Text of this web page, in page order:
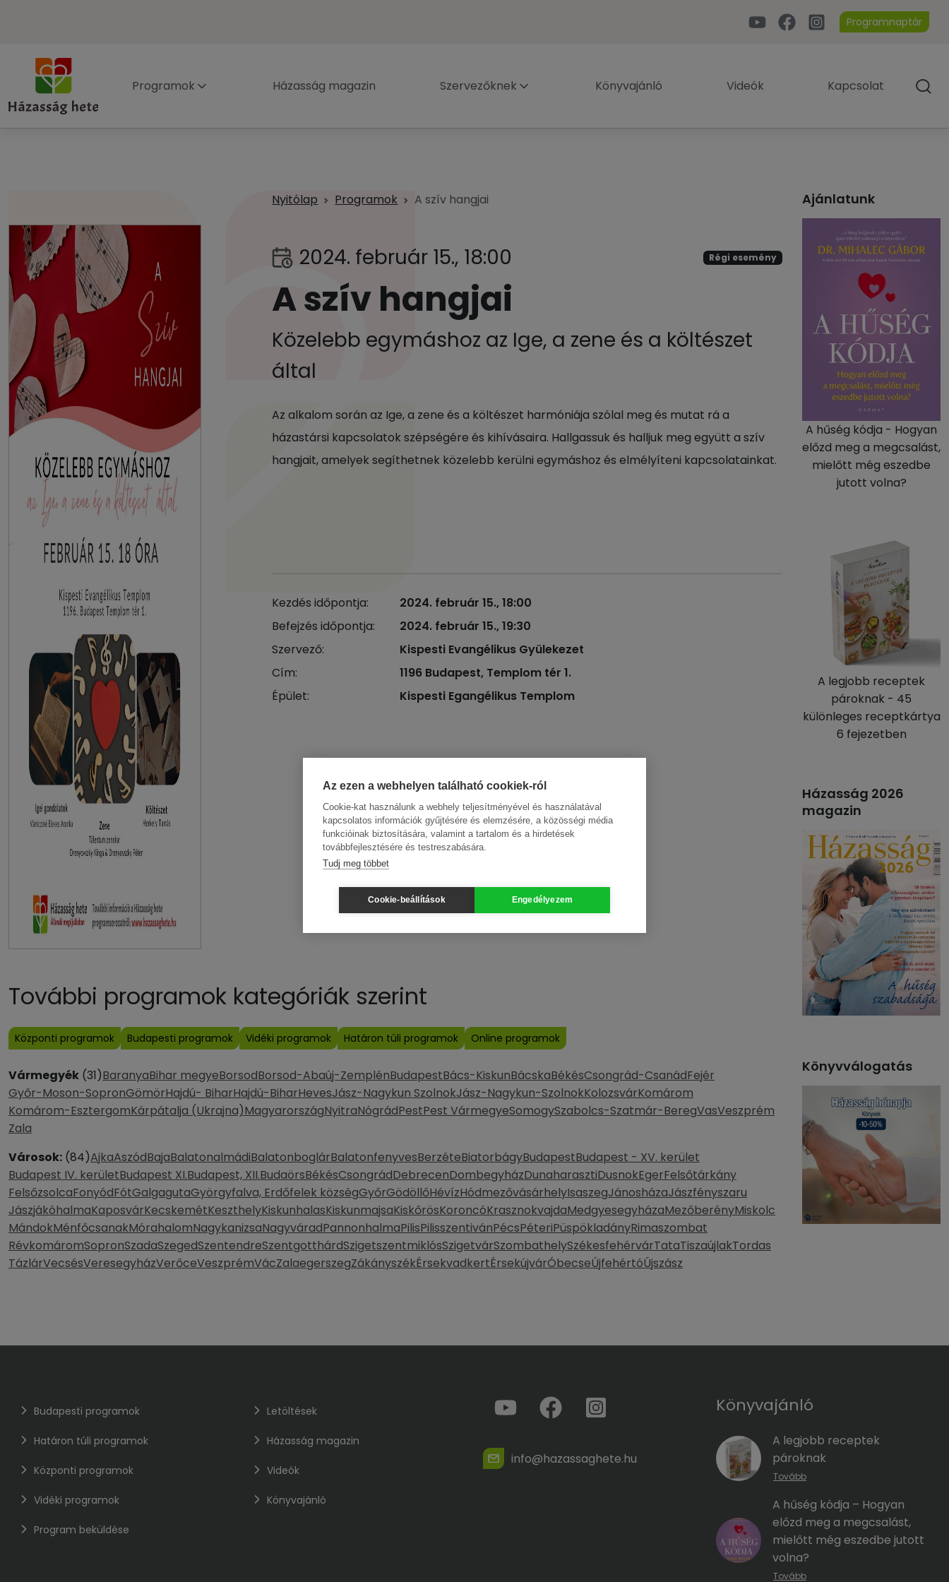
Programnaptár
Programok Házasság magazin Szervezőknek Könyvajánló Videók Kapcsolat
Nyitólap Programok A szív hangjai
2024. február 15., 18:00 Régi esemény
A szív hangjai
Közelebb egymáshoz az Ige, a zene és a költészet
által
Az alkalom során az Ige, a zene és a költészet harmóniája szólal meg és mutat rá a
házastársi kapcsolatok szépségére és kihívásaira. Hallgassuk és halljuk meg együtt a szív
hangjait, amelyek segíthetnek közelebb kerülni egymáshoz és elmélyíteni kapcsolatainkat.
Kezdés időpontja:
2024. február 15., 18:00
Befejzés időpontja:
2024. február 15., 19:30
Szervező:
Kispesti Evangélikus Gyülekezet
Cím:
1196 Budapest, Templom tér 1.
Épület:
Kispesti Egangélikus Templom
További programok kategóriák szerint
Központi programok Budapesti programok Vidéki programok Határon túli programok Online programok
Vármegyék (31)BaranyaBihar megyeBorsodBorsod-Abaúj-ZemplénBudapestBács-KiskunBácskaBékésCsongrád-CsanádFejér
Győr-Moson-SopronGömörHajdú- BiharHajdú-BiharHevesJász-Nagykun SzolnokJász-Nagykun-SzolnokKolozsvárKomárom
Komárom-EsztergomKárpátalja (Ukrajna)MagyarországNyitraNógrádPestPest VármegyeSomogySzabolcs-Szatmár-BeregVasVeszprém
Zala
Városok: (84)AjkaAszódBajaBalatonalmádiBalatonboglárBalatonfenyvesBerzéteBiatorbágyBudapestBudapest - XV. kerület
Budapest IV. kerületBudapest XI.Budapest, XII.BudaörsBékésCsongrádDebrecenDombegyházDunaharasztiDusnokEgerFelsőtárkány
FelsőzsolcaFonyódFótGalgagutaGyörgyfalva, Erdőfelek községGyőrGödöllőHévízHódmezővásárhelyIsaszegJánosházaJászfényszaru
JászjákóhalmaKaposvárKecskemétKeszthelyKiskunhalasKiskunmajsaKiskőrösKoroncóKrasznokvajdaMedgyesegyházaMezőberényMiskolc
MándokMénfőcsanakMórahalomNagykanizsaNagyváradPannonhalmaPilisPilisszentivánPécsPéteriPüspökladányRimaszombat
RévkomáromSopronSzadaSzegedSzentendreSzentgotthárdSzigetszentmiklósSzigetvárSzombathelySzékesfehérvárTataTiszaújlakTordas
TázlárVecsésVeresegyházVerőceVeszprémVácZalaegerszegZákányszékÉrsekvadkertÉrsekújvárÓbecseÚjfehértóÚjszász
Ajánlatunk
A hűség kódja - Hogyan
előzd meg a megcsalást,
mielőtt még eszedbe
jutott volna?
A legjobb receptek
pároknak - 45
különleges receptkártya
6 fejezetben
Házasság 2026
magazin
Könyvválogatás
Budapesti programok
Határon túli programok
Központi programok
Vidéki programok
Program beküldése
Letöltések
Házasság magazin
Videók
Könyvajánló
info@hazassaghete.hu
Könyvajánló
A legjobb receptek
pároknak
Tovább
A hűség kódja – Hogyan
előzd meg a megcsalást,
mielőtt még eszedbe jutott
volna?
Tovább
Az ezen a webhelyen található cookiek-ról
Cookie-kat használunk a webhely teljesítményével és használatával
kapcsolatos információk gyűjtésére és elemzésére, a közösségi média
funkcióinak biztosítására, valamint a tartalom és a hirdetések
továbbfejlesztésére és testreszabására.
Tudj meg többet
Cookie-beállítások Engedélyezem